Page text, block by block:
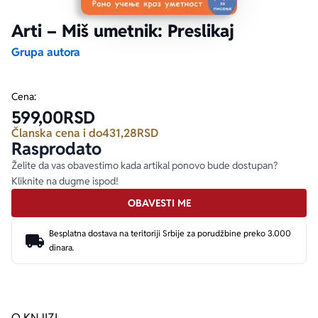
Arti – Miš umetnik: Preslikaj
Grupa autora
Cena:
599,00RSD
Članska cena i do431,28RSD
Rasprodato
Želite da vas obavestimo kada artikal ponovo bude dostupan?
Kliknite na dugme ispod!
OBAVESTI ME
Besplatna dostava na teritoriji Srbije za porudžbine preko 3.000
dinara.
Ekranizovane knjige
E-knjige
Autori
Poezija
Biografija
Bojan Ljubenović
Milica Jakovljević Mir-Jam
Peter Handke
Elif Šafak